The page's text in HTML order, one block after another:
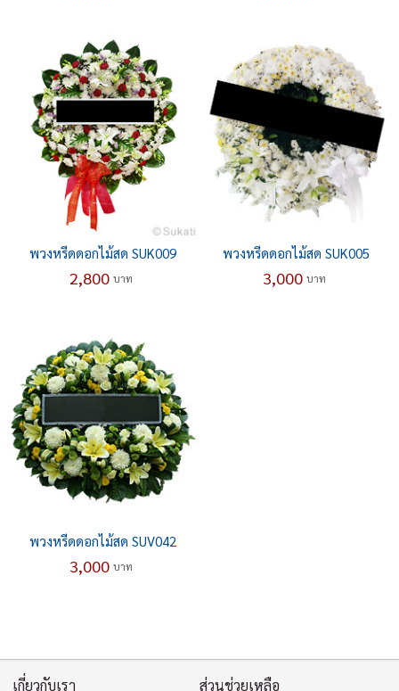
พวงหรีดดอกไม้สด SUK009
2,800 บาท
พวงหรีดดอกไม้สด SUK005
3,000 บาท
พวงหรีดดอกไม้สด SUV042
3,000 บาท
เกี่ยวกับเรา ส่วนช่วยเหลือ